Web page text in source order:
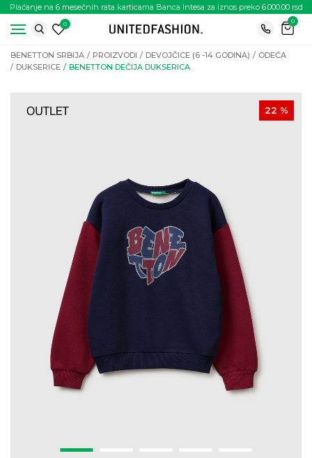
Plaćanje na 6 mesečnih rata karticama Banca Intesa za iznos preko 6.000.00 rsd
0
0
BENETTON SRBIJA PROIZVODI DEVOJČICE (6 -14 GODINA)
ODEĆA
DUKSERICE
BENETTON DEČIJA DUKSERICA
22 %